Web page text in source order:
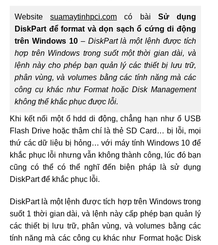
Websitesuamaytinhpci.com có bài Sử dụng
DiskPart để format và dọn sạch ổ cứng di động
trên Windows 10– DiskPart là một lệnh được tích
hợp trên Windows trong suốt một thời gian dài, và
lệnh này cho phép bạn quản lý các thiết bị lưu trữ,
phân vùng, và volumes bằng các tính năng mà các
công cụ khác như Format hoặc Disk Management
không thể khắc phục được lỗi.
Khi kết nối một ổ hdd di động, chẳng hạn như ổ USB
Flash Drive hoặc thậm chí là thẻ SD Card… bị lỗi, mọi
thứ các dữ liệu bị hỏng… với máy tính Windows 10 để
khắc phục lỗi nhưng vẫn không thành công, lúc đó bạn
cũng có thể có thể nghĩ đến biện pháp là sử dụng
DiskPart để khắc phục lỗi.
DiskPart là một lệnh được tích hợp trên Windows trong
suốt 1 thời gian dài, và lệnh này cấp phép bạn quản lý
các thiết bị lưu trữ, phân vùng, và volumes bằng các
tính năng mà các công cụ khác như Format hoặc Disk